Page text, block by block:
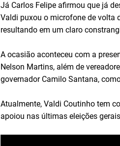
Já Carlos Felipe afirmou que já
Valdi puxou o microfone de volta
resultando em um claro
A ocasião aconteceu com a
Nelson Martins, além de
governador Camilo Santana,
Atualmente, Valdi Coutinho tem
apoiou nas últimas eleições